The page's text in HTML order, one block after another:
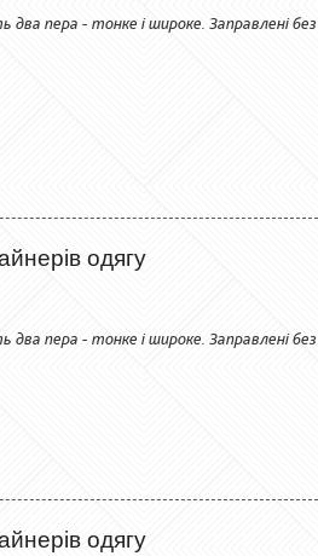
пера - тонке і широке. Заправлені без
одягу
пера - тонке і широке. Заправлені без
одягу